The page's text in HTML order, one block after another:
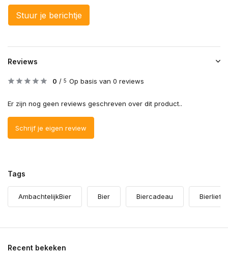
Stuur je berichtje
Reviews
0 / 5 Op basis van 0 reviews
Er zijn nog geen reviews geschreven over dit product..
Schrijf je eigen review
Tags
AmbachtelijkBier Bier Biercadeau
Recent bekeken